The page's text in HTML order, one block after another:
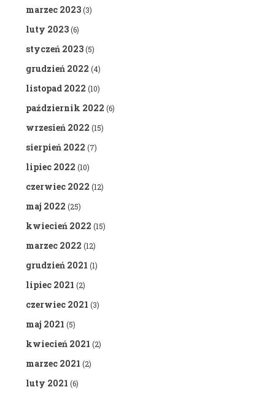
marzec 2023(3)
luty 2023(6)
styczeń 2023(5)
grudzień 2022 (4)
listopad 2022 (10)
październik 2022 (6)
wrzesień 2022 (15)
sierpień 2022 (7)
lipiec 2022 (10)
czerwiec 2022 (12)
maj 2022 (25)
kwiecień 2022 (15)
marzec 2022 (12)
grudzień 2021 (1)
lipiec 2021 (2)
czerwiec 2021 (3)
maj 2021 (5)
kwiecień 2021 (2)
marzec 2021 (2)
luty 2021 (6)